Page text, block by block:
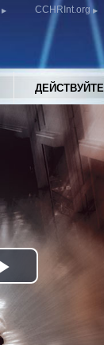
CCHRInt.org
ДЕЙСТВУЙТЕ
Play
Video